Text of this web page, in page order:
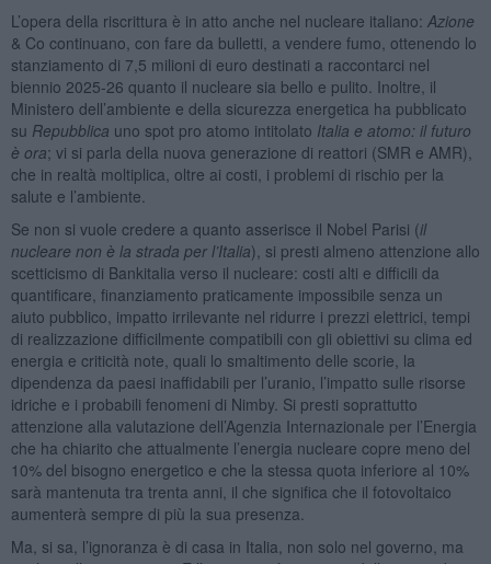
L’opera della riscrittura è in atto anche nel nucleare italiano: Azione
& Co continuano, con fare da bulletti, a vendere fumo, ottenendo lo
stanziamento di 7,5 milioni di euro destinati a raccontarci nel
biennio 2025-26 quanto il nucleare sia bello e pulito. Inoltre, il
Ministero dell’ambiente e della sicurezza energetica ha pubblicato
su Repubblica uno spot pro atomo intitolato Italia e atomo: il futuro
è ora; vi si parla della nuova generazione di reattori (SMR e AMR),
che in realtà moltiplica, oltre ai costi, i problemi di rischio per la
salute e l’ambiente.
Se non si vuole credere a quanto asserisce il Nobel Parisi (il
nucleare non è la strada per l’Italia), si presti almeno attenzione allo
scetticismo di Bankitalia verso il nucleare: costi alti e difficili da
quantificare, finanziamento praticamente impossibile senza un
aiuto pubblico, impatto irrilevante nel ridurre i prezzi elettrici, tempi
di realizzazione difficilmente compatibili con gli obiettivi su clima ed
energia e criticità note, quali lo smaltimento delle scorie, la
dipendenza da paesi inaffidabili per l’uranio, l’impatto sulle risorse
idriche e i probabili fenomeni di Nimby. Si presti soprattutto
attenzione alla valutazione dell’Agenzia Internazionale per l’Energia
che ha chiarito che attualmente l’energia nucleare copre meno del
10% del bisogno energetico e che la stessa quota inferiore al 10%
sarà mantenuta tra trenta anni, il che significa che il fotovoltaico
aumenterà sempre di più la sua presenza.
Ma, si sa, l’ignoranza è di casa in Italia, non solo nel governo, ma